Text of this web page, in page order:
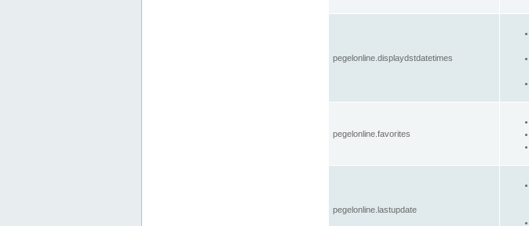
pegelonline.displaydstdatetimes
pegelonline.favorites
pegelonline.lastupdate